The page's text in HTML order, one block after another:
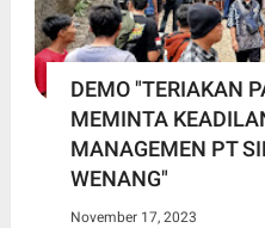
DEMO "TERIAKAN
MEMINTA
MANAGEMEN PT
WENANG"
November 17, 2023